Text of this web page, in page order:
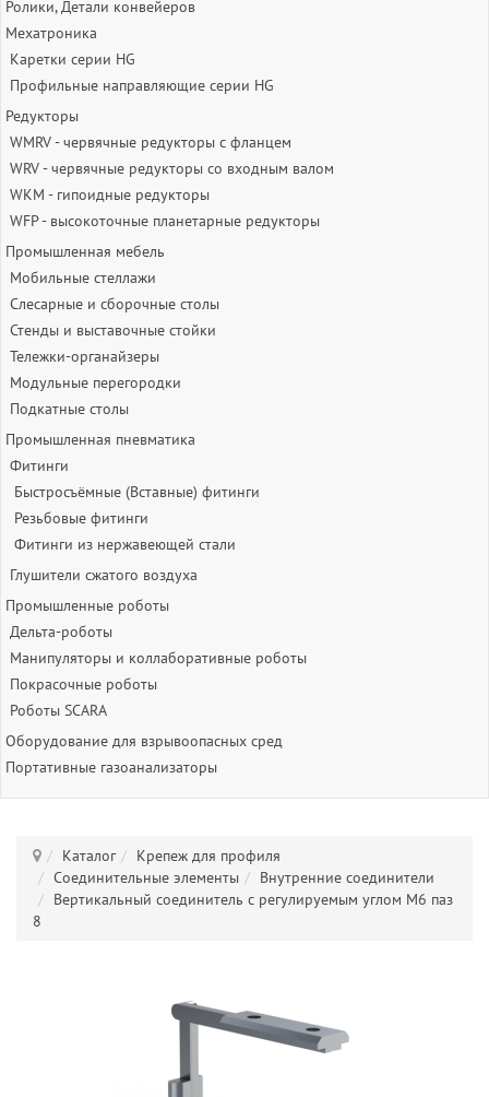
Ролики, Детали конвейеров
Мехатроника
Каретки серии HG
Профильные направляющие серии HG
Редукторы
WMRV - червячные редукторы с фланцем
WRV - червячные редукторы со входным валом
WKM - гипоидные редукторы
WFP - высокоточные планетарные редукторы
Промышленная мебель
Мобильные стеллажи
Слесарные и сборочные столы
Стенды и выставочные стойки
Тележки-органайзеры
Модульные перегородки
Подкатные столы
Промышленная пневматика
Фитинги
Быстросъёмные (Вставные) фитинги
Резьбовые фитинги
Фитинги из нержавеющей стали
Глушители сжатого воздуха
Промышленные роботы
Дельта-роботы
Манипуляторы и коллаборативные роботы
Покрасочные роботы
Роботы SCARA
Оборудование для взрывоопасных сред
Портативные газоанализаторы
Каталог
Крепеж для профиля
Соединительные элементы
Внутренние соединители
Вертикальный соединитель с регулируемым углом M6 паз
8